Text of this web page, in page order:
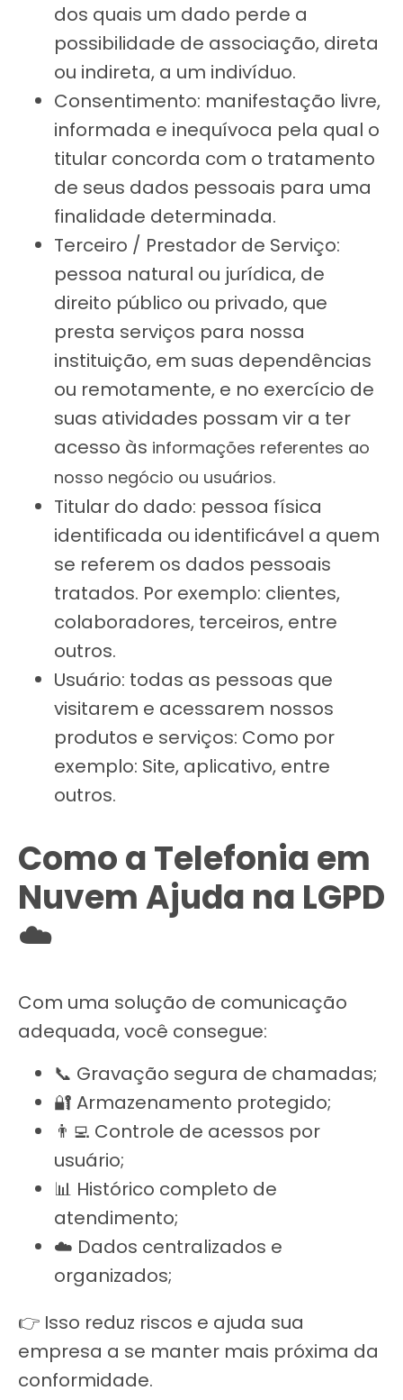
dos quais um dado perde a
possibilidade de associação, direta
ou indireta, a um indivíduo.
Consentimento: manifestação livre,
informada e inequívoca pela qual o
titular concorda com o tratamento
de seus dados pessoais para uma
finalidade determinada.
Terceiro / Prestador de Serviço:
pessoa natural ou jurídica, de
direito público ou privado, que
presta serviços para nossa
instituição, em suas dependências
ou remotamente, e no exercício de
suas atividades possam vir a ter
acesso às informações referentes ao
nosso negócio ou usuários.
Titular do dado: pessoa física
identificada ou identificável a quem
se referem os dados pessoais
tratados. Por exemplo: clientes,
colaboradores, terceiros, entre
outros.
Usuário: todas as pessoas que
visitarem e acessarem nossos
produtos e serviços: Como por
exemplo: Site, aplicativo, entre
outros.
Como a Telefonia em
Nuvem Ajuda na LGPD
☁️
Com uma solução de comunicação
adequada, você consegue:
📞 Gravação segura de chamadas;
🔐 Armazenamento protegido;
👨‍💻 Controle de acessos por
usuário;
📊 Histórico completo de
atendimento;
☁️ Dados centralizados e
organizados;
👉 Isso reduz riscos e ajuda sua
empresa a se manter mais próxima da
conformidade.